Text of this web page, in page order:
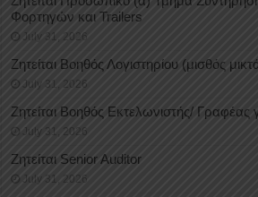
Φορτηγών και Trailers
July 31, 2026
Ζητείται Βοηθός Λογιστηρίου (μισθός
July 31, 2026
Ζητείται Βοηθός Εκτελωνιστής/
July 31, 2026
Ζητείται Senior Auditor
July 31, 2026